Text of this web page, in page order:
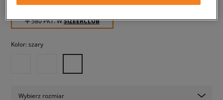
✛ 580 PKT. WSIZEERCLUB
Kolor: szary
Wybierz rozmiar